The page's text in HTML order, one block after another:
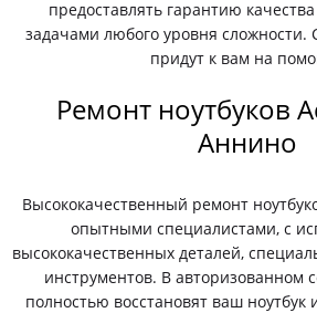
предоставлять гарантию
задачами любого уровня сложности.
придут к вам на
Ремонт ноутбуков
Аннино
Высококачественный ремонт
опытными специалистами, с
высококачественных деталей,
инструментов. В авторизованном
полностью восстановят ваш